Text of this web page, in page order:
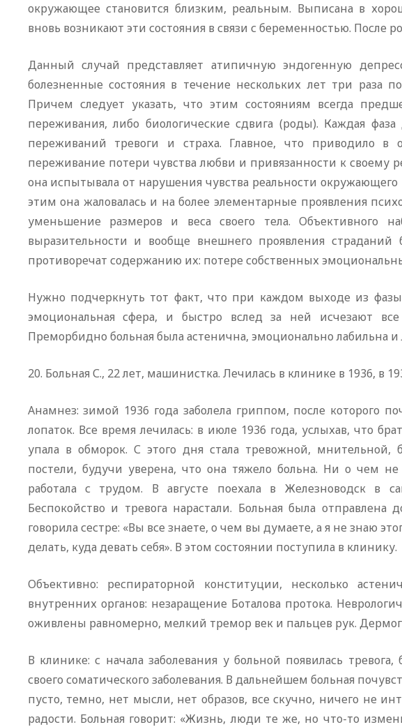
окружающее становится близким, реальным. Выписана в
вновь возникают эти состояния в связи с беременностью. После
Данный случай представляет атипичную эндогенную
болезненные состояния в течение нескольких лет три раза
Причем следует указать, что этим состояниям всегда
переживания, либо биологические сдвига (роды). Каждая
переживаний тревоги и страха. Главное, что приводило в
переживание потери чувства любви и привязанности к
она испытывала от нарушения чувства реальности
этим она жаловалась и на более элементарные проявления
уменьшение размеров и веса своего тела. Объективного
выразительности и вообще внешнего проявления страданий
противоречат содержанию их: потере собственных
Нужно подчеркнуть тот факт, что при каждом выходе из фазы
эмоциональная сфера, и быстро вслед за ней исчезают
Преморбидно больная была астенична, эмоционально лабильна и
20. Больная С., 22 лет, машинистка. Лечилась в клинике в 1936, в
Анамнез: зимой 1936 года заболела гриппом, после которого
лопаток. Все время лечилась: в июле 1936 года, услыхав, что
упала в обморок. С этого дня стала тревожной,
постели, будучи уверена, что она тяжело больна. Ни о чем
работала с трудом. В августе поехала в Железноводск в
Беспокойство и тревога нарастали. Больная была
говорила сестре: «Вы все знаете, о чем вы думаете, а я не знаю
делать, куда девать себя». В этом состоянии поступила в клинику.
Объективно: респираторной конституции, несколько
внутренних органов: незаращение Боталова протока.
оживлены равномерно, мелкий тремор век и пальцев рук.
В клинике: с начала заболевания у больной появилась
своего соматического заболевания. В дальнейшем больная
пусто, темно, нет мысли, нет образов, все скучно, ничего не
радости. Больная говорит: «Жизнь, люди те же, но что-то